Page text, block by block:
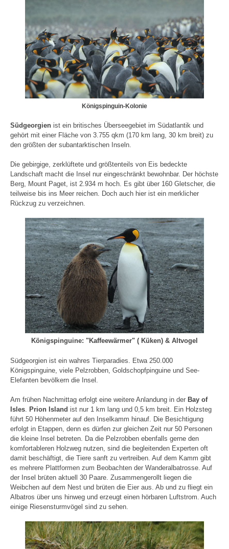
Königspinguin-Kolonie
Südgeorgien ist ein britisches Überseegebiet im Südatlantik und
gehört mit einer Fläche von 3.755 qkm (170 km lang, 30 km breit) zu
den größten der subantarktischen Inseln.
Die gebirgige, zerklüftete und größtenteils von Eis bedeckte
Landschaft macht die Insel nur eingeschränkt bewohnbar. Der höchste
Berg, Mount Paget, ist 2.934 m hoch. Es gibt über 160 Gletscher, die
teilweise bis ins Meer reichen. Doch auch hier ist ein merklicher
Rückzug zu verzeichnen.
Königspinguine: "Kaffeewärmer" ( Küken) & Altvogel
Südgeorgien ist ein wahres Tierparadies. Etwa 250.000
Königspinguine, viele Pelzrobben, Goldschopfpinguine und See-
Elefanten bevölkern die Insel.
Am frühen Nachmittag erfolgt eine weitere Anlandung in der Bay of
Isles
Prion Island ist nur 1 km lang und 0,5 km breit. Ein Holzsteg
führt 50 Höhenmeter auf den Inselkamm hinauf. Die Besichtigung
erfolgt in Etappen, denn es dürfen zur gleichen Zeit nur 50 Personen
die kleine Insel betreten. Da die Pelzrobben ebenfalls gerne den
komfortableren Holzweg nutzen, sind die begleitenden Experten oft
damit beschäftigt, die Tiere sanft zu vertreiben. Auf dem Kamm gibt
es mehrere Plattformen zum Beobachten der Wanderalbatrosse. Auf
der Insel brüten aktuell 30 Paare. Zusammengerollt liegen die
Weibchen auf dem Nest und brüten die Eier aus. Ab und zu fliegt ein
Albatros über uns hinweg und erzeugt einen hörbaren Luftstrom. Auch
einige Riesensturmvögel sind zu sehen.